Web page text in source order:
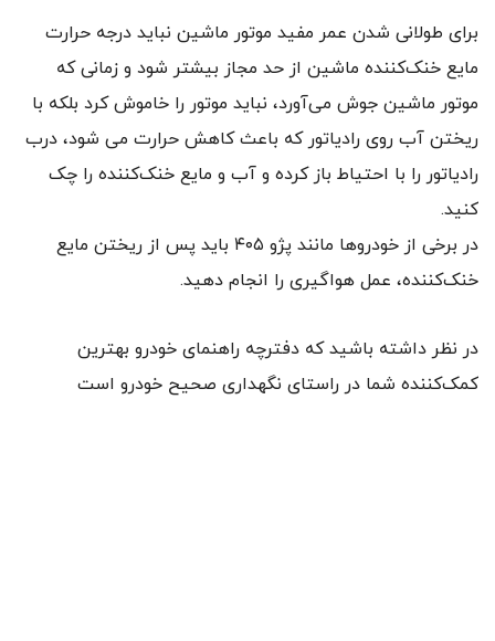
برای طولانی شدن عمر مفید موتور ماشین نباید درجه حرارت
مایع خنک‌کننده ماشین از حد مجاز بیشتر شود و زمانی که
موتور ماشین جوش می‌آورد، نباید موتور را خاموش کرد بلکه با
ریختن آب روی رادیاتور که باعث کاهش حرارت می شود، درب
رادیاتور را با احتیاط باز کرده و آب و مایع خنک‌کننده را چک
کنید.
در برخی از خودروها مانند پژو ۴۰۵ باید پس از ریختن مایع
خنک‌کننده، عمل هواگیری را انجام دهید.
در نظر داشته باشید که دفترچه راهنمای خودرو بهترین
کمک‌کننده شما در راستای نگهداری صحیح خودرو است